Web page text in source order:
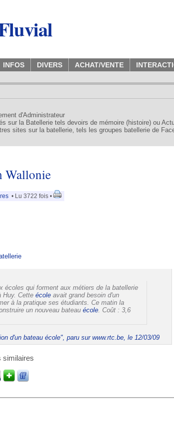
INFOS DIVERS ACHAT/VENTE
d'Administrateur
sur la Batellerie tels devoirs de mémoire (histoire) ou
sites sur la batellerie, tels les groupes batellerie de
Wallonie
• Lu 3722 fois •
écoles qui forment aux métiers de la batellerie
Huy. Cette école avait grand besoin d'un
à la pratique ses étudiants. Ce matin la
un nouveau bateau école. Coût : 3,6
d'un bateau école", paru sur www.rtc.be, le 12/03/09
similaires